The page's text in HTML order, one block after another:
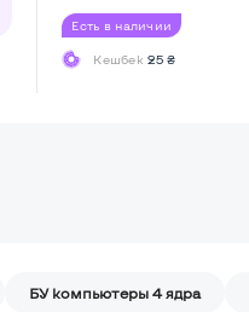
Есть в наличии
Кешбек25 ₴
БУ компьютеры 4 ядра